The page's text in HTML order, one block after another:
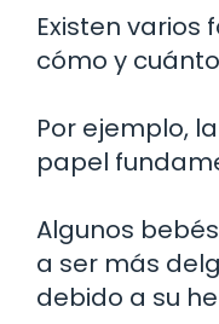
Existen varios
cómo y
Por ejemplo,
papel
Algunos
a ser más
debido a su